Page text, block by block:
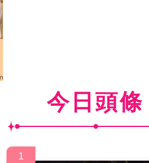
今日頭條
1